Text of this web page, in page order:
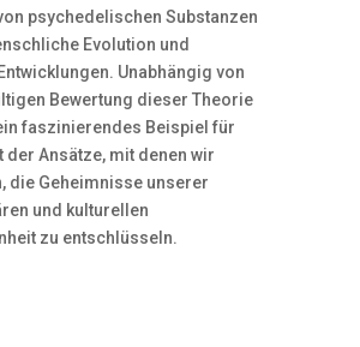
psychedelischen Substanzen
Evolution und
Unabhängig von
Bewertung dieser Theorie
faszinierendes Beispiel für
der Ansätze, mit denen wir
die Geheimnisse unserer
und kulturellen
zu entschlüsseln.